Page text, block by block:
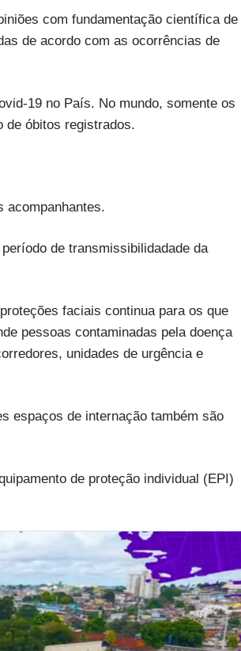
com fundamentação científica de
de acordo com as ocorrências de
19 no País. No mundo, somente os
de óbitos registrados.
acompanhantes.
de transmissibilidadade da
faciais continua para os que
pessoas contaminadas pela doença
unidades de urgência e
espaços de internação também são
de proteção individual (EPI)